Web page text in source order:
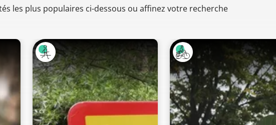
les plus populaires ci-dessous ou affinez votre recherche